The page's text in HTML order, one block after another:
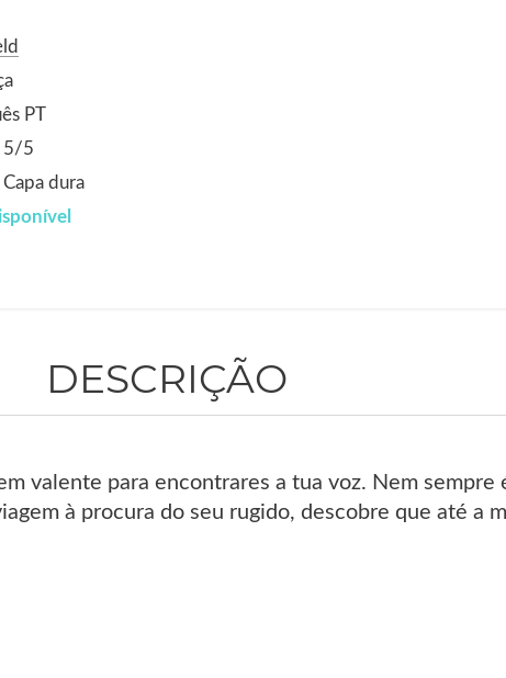
PT
5/5
Capa dura
DESCRIÇÃO
valente para encontrares a tua voz. Nem
à procura do seu rugido, descobre que até a